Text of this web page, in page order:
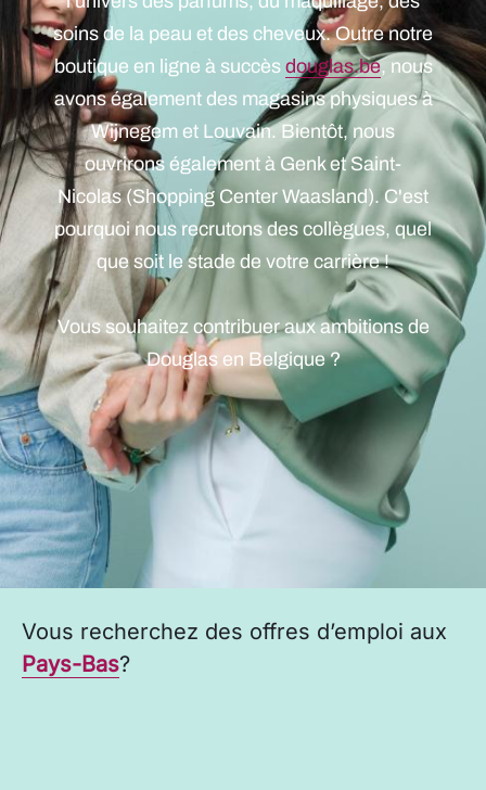
soins de la peau et des cheveux. Outre notre
boutique en ligne à succès douglas.be, nous
avons également des magasins physiques à
Wijnegem et Louvain. Bientôt, nous
ouvrirons également à Genk et Saint-
Nicolas (Shopping Center Waasland). C'est
pourquoi nous recrutons des collègues, quel
que soit le stade de votre carrière !
Vous souhaitez contribuer aux ambitions de
Douglas en Belgique ?
Vous recherchez des offres d’emploi aux
Pays-Bas?